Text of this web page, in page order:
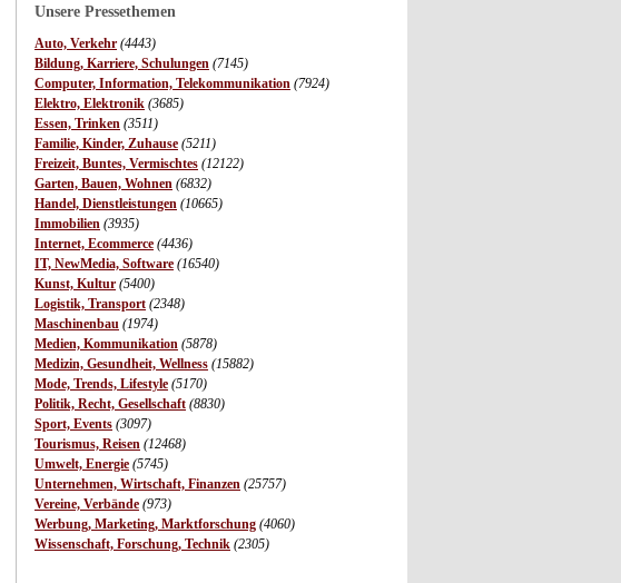
Unsere Pressethemen
Auto, Verkehr (4443)
Bildung, Karriere, Schulungen (7145)
Computer, Information, Telekommunikation (7924)
Elektro, Elektronik (3685)
Essen, Trinken (3511)
Familie, Kinder, Zuhause (5211)
Freizeit, Buntes, Vermischtes (12122)
Garten, Bauen, Wohnen (6832)
Handel, Dienstleistungen (10665)
Immobilien (3935)
Internet, Ecommerce (4436)
IT, NewMedia, Software (16540)
Kunst, Kultur (5400)
Logistik, Transport (2348)
Maschinenbau (1974)
Medien, Kommunikation (5878)
Medizin, Gesundheit, Wellness (15882)
Mode, Trends, Lifestyle (5170)
Politik, Recht, Gesellschaft (8830)
Sport, Events (3097)
Tourismus, Reisen (12468)
Umwelt, Energie (5745)
Unternehmen, Wirtschaft, Finanzen (25757)
Vereine, Verbände (973)
Werbung, Marketing, Marktforschung (4060)
Wissenschaft, Forschung, Technik (2305)